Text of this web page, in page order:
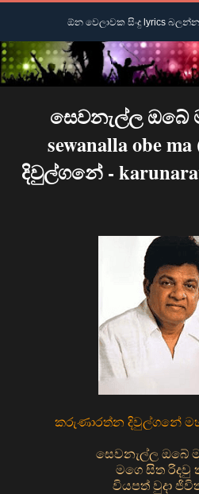
සෙවනැල්ල ඔබේ
sewanalla obe
දිවුල්ගනේ -
කරුණාරත්න දිවුල්ගනේ
සෙවනැල්ල ඔබේ
මගෙ සිත රිදවු
වියපත් වුදා
ඕන වෙලාවක සිංදු lyrics බලන්න